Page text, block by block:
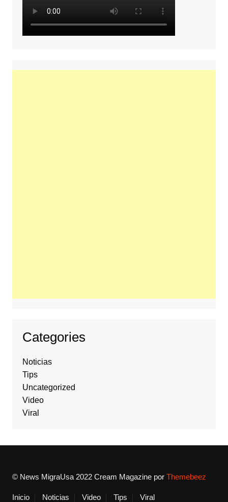
Categories
Noticias
Tips
Uncategorized
Video
Viral
© News MigraUsa 2022Cream Magazine por Themebeez
Inicio Noticias Video Tips Viral